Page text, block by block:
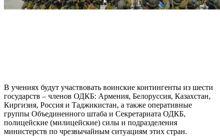
В учениях будут участвовать воинские контингенты из шести
государств – членов ОДКБ: Армения, Белоруссия, Казахстан,
Киргизия, Россия и Таджикистан, а также оперативные
группы Объединенного штаба и Секретариата ОДКБ,
полицейские (милицейские) силы и подразделения
министерств по чрезвычайным ситуациям этих стран.